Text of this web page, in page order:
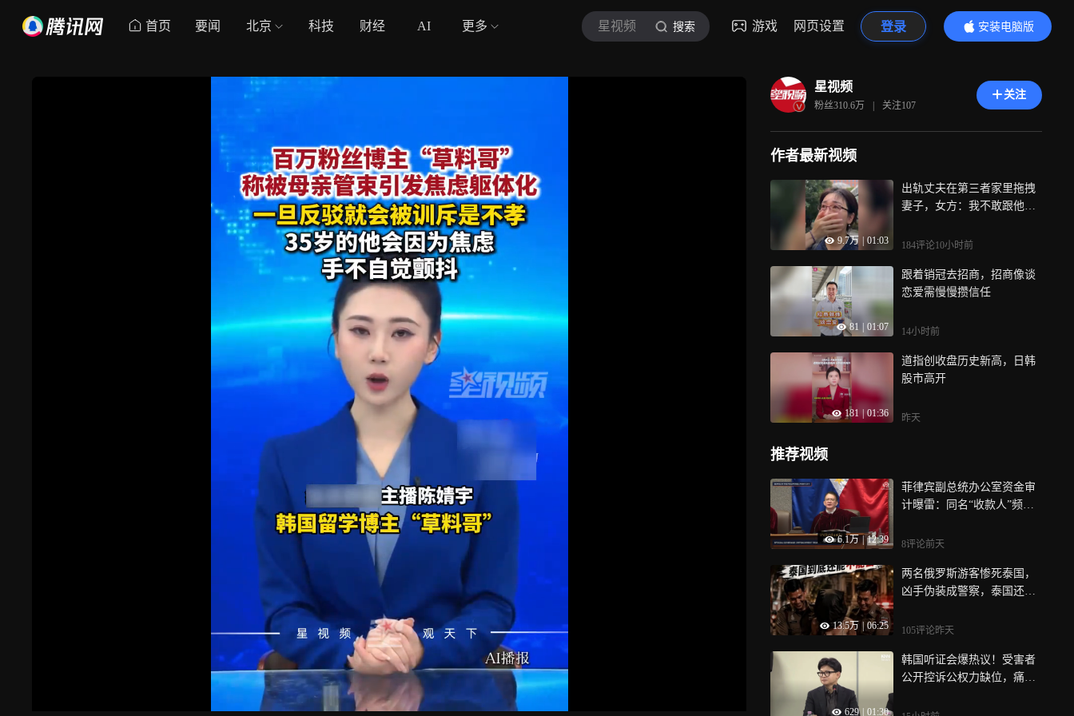
首页 要闻 北京 科技 财经 AI 更多 星视频 搜索 游戏 网页设置 登录
安装电脑版
内容更精彩
星视频
粉丝310.6万 | 关注107
关注
作者最新视频
9.7万 01:03
出轨丈夫在第三者家里拖拽
妻子，女方：我不敢跟他单
184评论10小时前
81 01:07
跟着销冠去招商，招商像谈
恋爱需慢慢攒信任
14小时前
181 01:36
道指创收盘历史新高，日韩
股市高开
昨天
推荐视频
6.1万 | 12:39
菲律宾副总统办公室资金审
计曝雷：同名“收款人”频
凭证
8评论前天
13.5万 | 06:25
两名俄罗斯游客惨死泰国，
凶手伪装成警察，泰国还能
105评论昨天
629 01:30
韩国听证会爆热议！受害者
公开控诉公权力缺位，痛批